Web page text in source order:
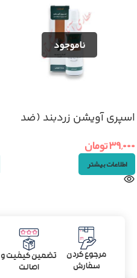
اسپری آویشن زردبند (ضد
۳۹,۰۰۰تومان
اطلاعات بیشتر
مرجوع کردن
سفارش
تضمین کیفیت و
اصالت